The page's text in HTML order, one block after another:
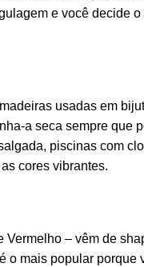
e você decide
usadas em
a seca sempre que
piscinas com
cores vibrantes.
– vêm de
mais popular